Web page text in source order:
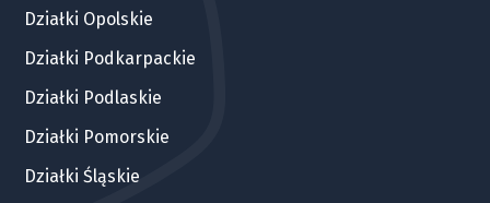
Działki Opolskie
Działki Podkarpackie
Działki Podlaskie
Działki Pomorskie
Działki Śląskie